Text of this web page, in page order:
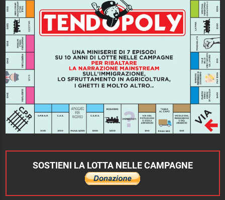
SOSTIENI LA LOTTA NELLE CAMPAGNE